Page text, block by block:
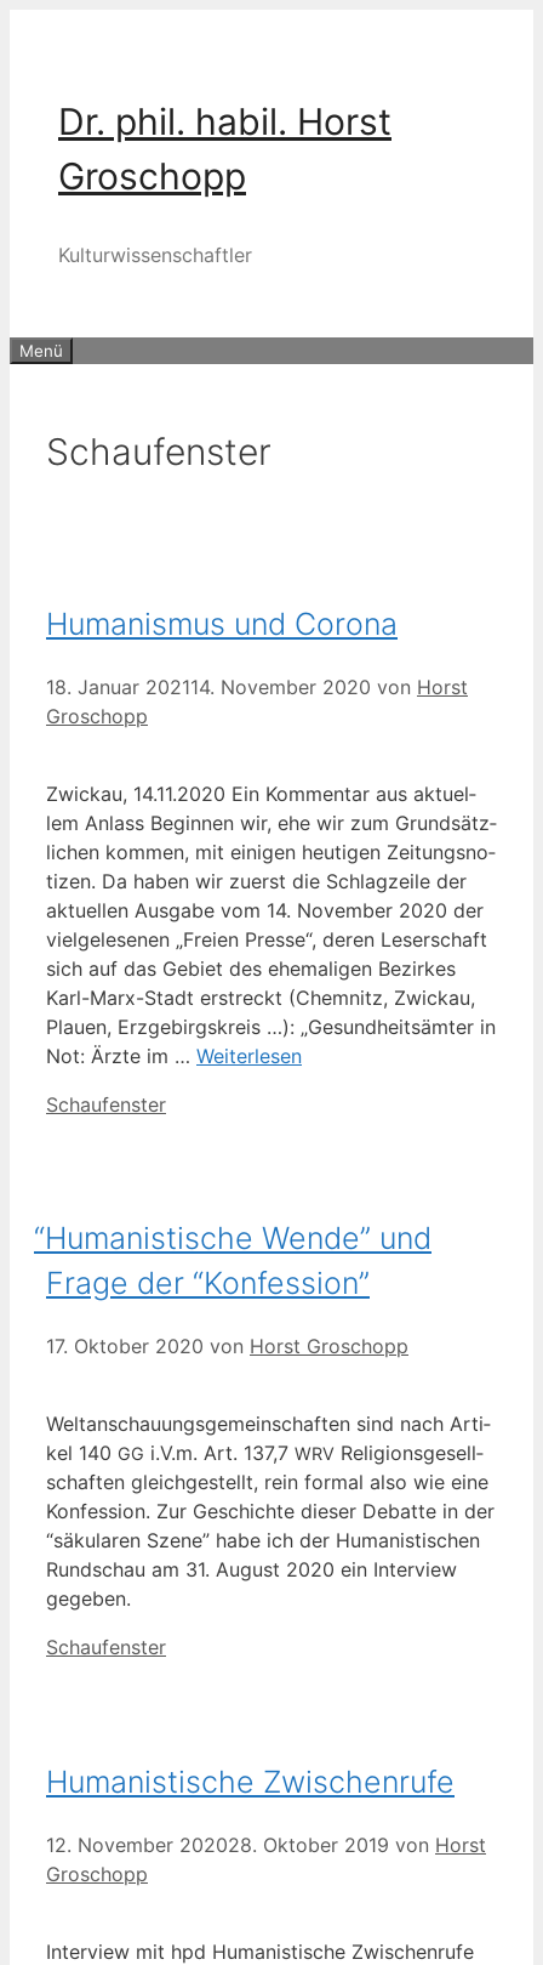
Dr. phil. habil. Horst
Groschopp
Kulturwissenschaftler
Menü
Schaufenster
Humanismus und Corona
18. Januar 202114. November 2020 von Horst
Groschopp
Zwi­ckau, 14.11.2020 Ein Kom­men­tar aus aktu­el­
lem Anlass Begin­nen wir, ehe wir zum Grund­sätz­
li­chen kom­men, mit eini­gen heu­ti­gen Zei­tungs­no­
ti­zen. Da haben wir zuerst die Schlag­zei­le der
aktu­el­len Aus­ga­be vom 14. Novem­ber 2020 der
viel­ge­le­se­nen „Frei­en Pres­se“, deren Leser­schaft
sich auf das Gebiet des ehe­ma­li­gen Bezir­kes
Karl-Marx-Stadt erstreckt (Chem­nitz, Zwi­ckau,
Plau­en, Erz­ge­birgs­kreis …): „Gesund­heits­äm­ter in
Not: Ärz­te im … Wei­ter­le­sen
Kategorien
Schaufenster
“Humanistische Wende” und
Frage der “Konfession”
17. Oktober 2020 von Horst Groschopp
Welt­an­schau­ungs­ge­mein­schaf­ten sind nach Arti­
kel 140 GG i.V.m. Art. 137,7 WRV Reli­gi­ons­ge­sell­
schaf­ten gleich­ge­stellt, rein for­mal also wie eine
Kon­fes­si­on. Zur Geschich­te die­ser Debat­te in der
“säku­la­ren Sze­ne” habe ich der Huma­nis­ti­schen
Rund­schau am 31. August 2020 ein Inter­view
gegeben.
Kategorien
Schaufenster
Humanistische Zwischenrufe
12. November 202028. Oktober 2019 von Horst
Groschopp
Inter­view mit hpd Huma­nis­ti­sche Zwi­schen­ru­fe